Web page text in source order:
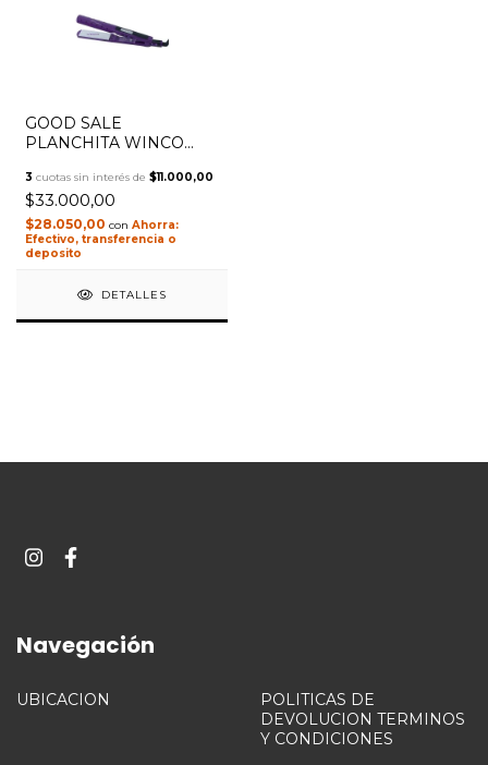
GOOD SALE
PLANCHITA WINCO
3 cuotas sin interés de $11.000,00
$33.000,00
$28.050,00 con
Efectivo, transferencia o
deposito
DETALLES
Navegación
UBICACION
POLITICAS DE
DEVOLUCION TERMINOS
Y CONDICIONES